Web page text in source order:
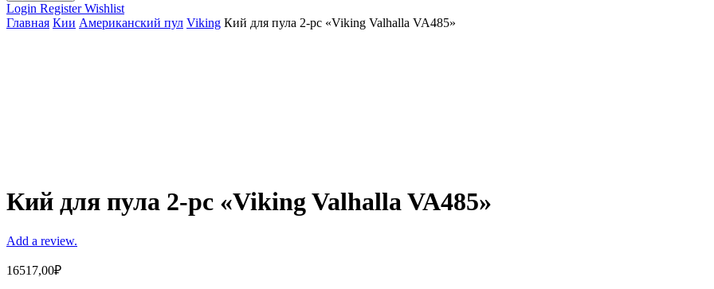
Login RegisterWishlist
Главная Кии Американский пул Viking Кий для пула 2-pc «Viking Valhalla VA485»
Кий для пула 2-pc «Viking Valhalla VA485»
Add a review.
16517,00₽